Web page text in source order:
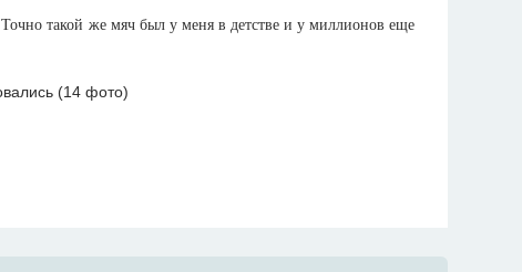
такой же мяч был у меня в детстве и у миллионов еще